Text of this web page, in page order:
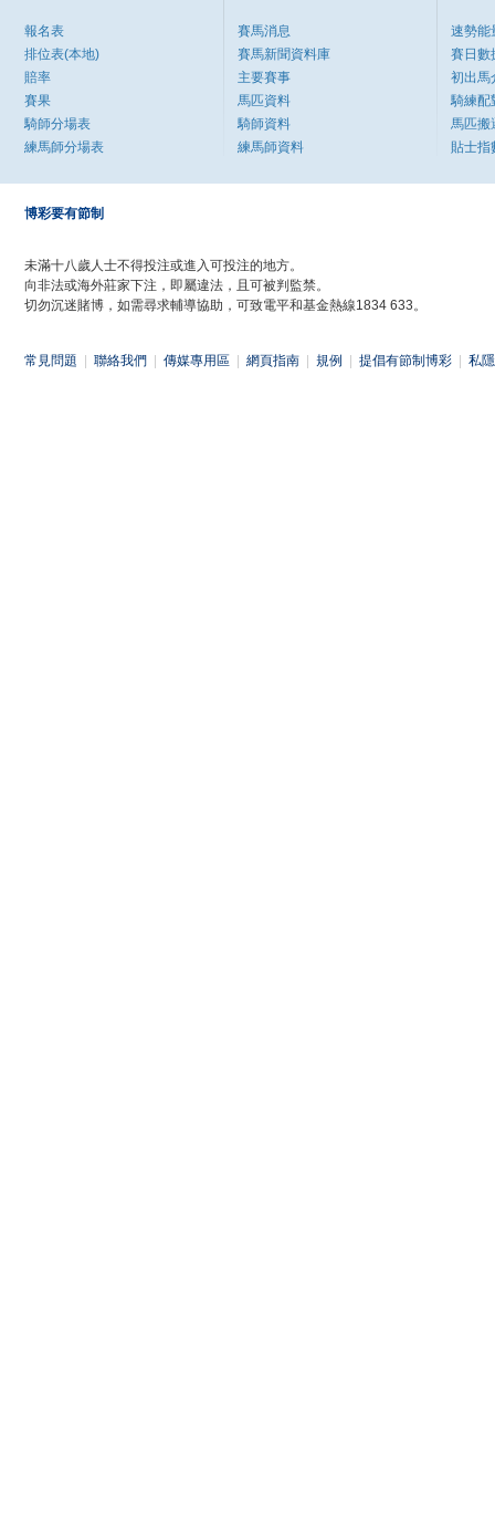
報名表
排位表(本地)
賠率
賽果
騎師分場表
練馬師分場表
賽馬消息
賽馬新聞資料庫
主要賽事
馬匹資料
騎師資料
練馬師資料
速勢能
賽日數
初出馬
騎練配
馬匹搬
貼士指
博彩要有節制
未滿十八歲人士不得投注或進入可投注的地方。
向非法或海外莊家下注，即屬違法，且可被判監禁。
切勿沉迷賭博，如需尋求輔導協助，可致電平和基金熱線1834 633。
常見問題 聯絡我們 傳媒專用區 網頁指南 規例 提倡有節制博彩 私